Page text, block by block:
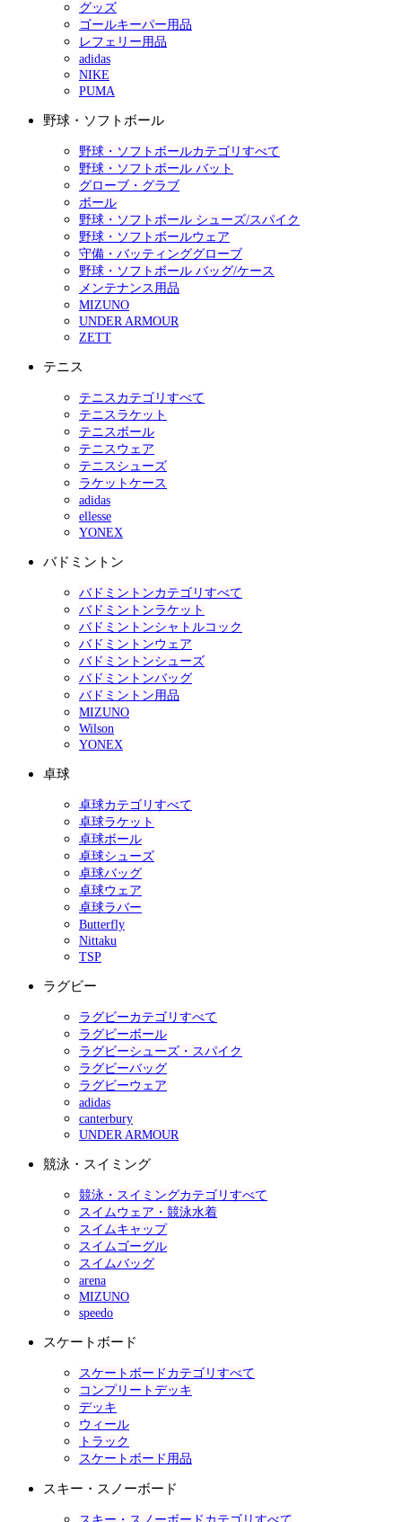
グッズ
ゴールキーパー用品
レフェリー用品
adidas
NIKE
PUMA
野球・ソフトボール
野球・ソフトボールカテゴリすべて
野球・ソフトボール バット
グローブ・グラブ
ボール
野球・ソフトボール シューズ/スパイク
野球・ソフトボールウェア
守備・バッティンググローブ
野球・ソフトボール バッグ/ケース
メンテナンス用品
MIZUNO
UNDER ARMOUR
ZETT
テニス
テニスカテゴリすべて
テニスラケット
テニスボール
テニスウェア
テニスシューズ
ラケットケース
adidas
ellesse
YONEX
バドミントン
バドミントンカテゴリすべて
バドミントンラケット
バドミントンシャトルコック
バドミントンウェア
バドミントンシューズ
バドミントンバッグ
バドミントン用品
MIZUNO
Wilson
YONEX
卓球
卓球カテゴリすべて
卓球ラケット
卓球ボール
卓球シューズ
卓球バッグ
卓球ウェア
卓球ラバー
Butterfly
Nittaku
TSP
ラグビー
ラグビーカテゴリすべて
ラグビーボール
ラグビーシューズ・スパイク
ラグビーバッグ
ラグビーウェア
adidas
canterbury
UNDER ARMOUR
競泳・スイミング
競泳・スイミングカテゴリすべて
スイムウェア・競泳水着
スイムキャップ
スイムゴーグル
スイムバッグ
arena
MIZUNO
speedo
スケートボード
スケートボードカテゴリすべて
コンプリートデッキ
デッキ
ウィール
トラック
スケートボード用品
スキー・スノーボード